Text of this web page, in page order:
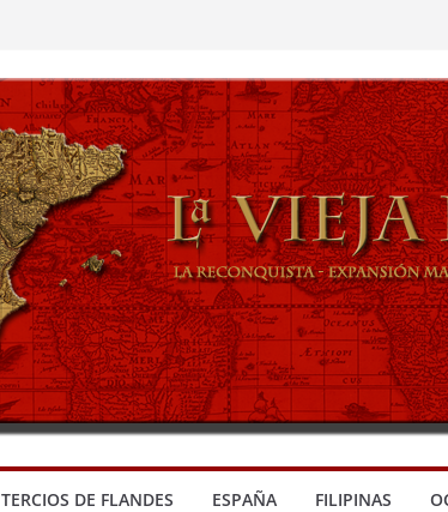
TERCIOS DE FLANDES ESPAÑA FILIPINAS